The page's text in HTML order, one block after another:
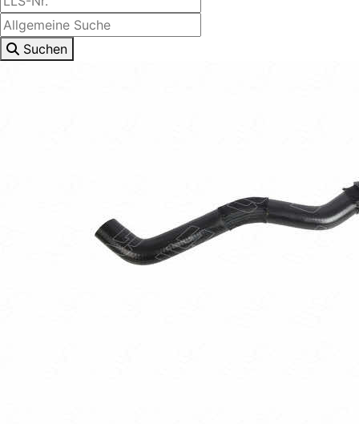
Suchen